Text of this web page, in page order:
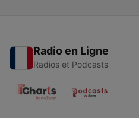
Radio en Ligne
Radios et Podcasts